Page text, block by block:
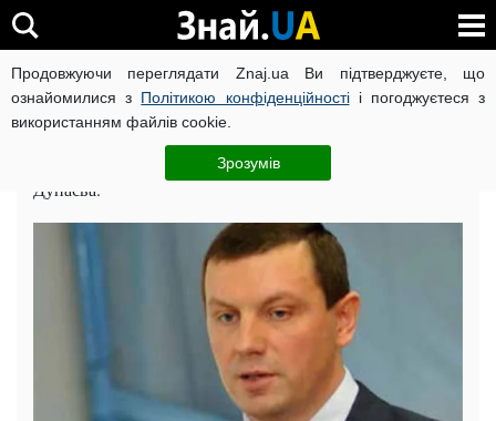
Продовжуючи переглядати Znaj.ua Ви підтверджуєте, що
ознайомилися з Політикою конфіденційностіі погоджуєтеся з
використанням файлів cookie.
Зрозумів
Головна Досьє
Сергей Дунаев: биография и компромат
Шокуюча правда і чутки про народного депутата Сергія
Дунаєва.